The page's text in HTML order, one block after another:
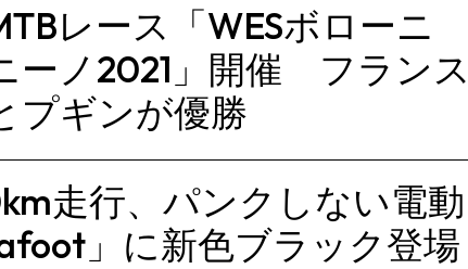
レース「WESボローニ
ーノ2021」開催 フランス
プギンが優勝
走行、パンクしない電動
」に新色ブラック登場